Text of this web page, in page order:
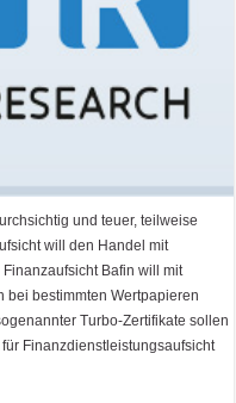
und teuer, teilweise
will den Handel mit
Bafin will mit
bei bestimmten Wertpapieren
Turbo-Zertifikate sollen
Finanzdienstleistungsaufsicht